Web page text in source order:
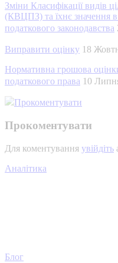
Зміни Класифікації видів
(КВЦПЗ) та їхнє значення в
податкового законодавства
Виправити оцінку 18
Нормативна грошова
податкового права 10
Прокоментувати
Прокоментувати
Для коментування увійдіть
Аналітика
Блог